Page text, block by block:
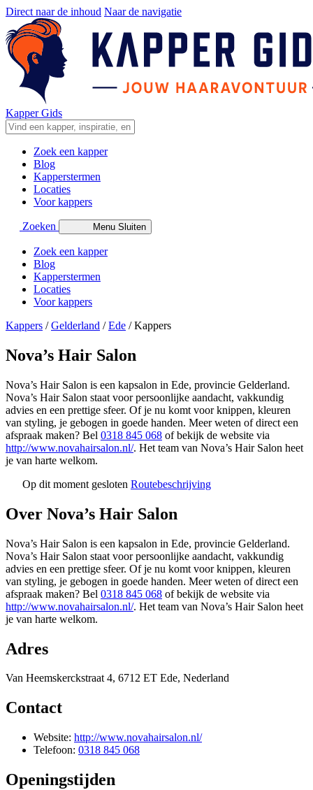
Direct naar de inhoud Naar de navigatie
Kapper Gids
Zoek een kapper
Blog
Kapperstermen
Locaties
Voor kappers
Zoeken Menu Sluiten
Zoek een kapper
Blog
Kapperstermen
Locaties
Voor kappers
Kappers /Gelderland /Ede /Kappers
Nova’s Hair Salon
Nova’s Hair Salon is een kapsalon in Ede, provincie Gelderland.
Nova’s Hair Salon staat voor persoonlijke aandacht, vakkundig
advies en een prettige sfeer. Of je nu komt voor knippen, kleuren
van styling, je gebogen in goede handen. Meer weten of direct een
afspraak maken? Bel 0318 845 068 of bekijk de website via
http://www.novahairsalon.nl/. Het team van Nova’s Hair Salon heet
je van harte welkom.
Op dit moment gesloten Routebeschrijving
+
Over Nova’s Hair Salon
Nova’s Hair Salon is een kapsalon in Ede, provincie Gelderland.
Nova’s Hair Salon staat voor persoonlijke aandacht, vakkundig
advies en een prettige sfeer. Of je nu komt voor knippen, kleuren
van styling, je gebogen in goede handen. Meer weten of direct een
afspraak maken? Bel 0318 845 068 of bekijk de website via
http://www.novahairsalon.nl/. Het team van Nova’s Hair Salon heet
je van harte welkom.
Adres
Van Heemskerckstraat 4, 6712 ET Ede, Nederland
Contact
Website: http://www.novahairsalon.nl/
Telefoon: 0318 845 068
Openingstijden